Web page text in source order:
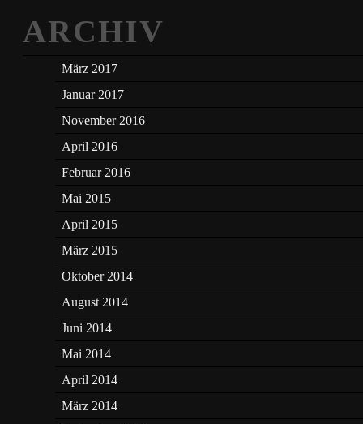
ARCHIV
März 2017
Januar 2017
November 2016
April 2016
Februar 2016
Mai 2015
April 2015
März 2015
Oktober 2014
August 2014
Juni 2014
Mai 2014
April 2014
März 2014